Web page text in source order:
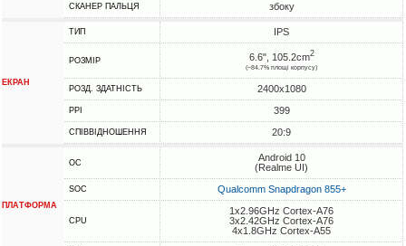
СКАНЕР ПАЛЬЦЯ збоку
ЕКРАН
ТИП IPS
РОЗМІР 6.6", 105.2cm2
(~84.7% площі корпусу)
РОЗД. ЗДАТНІСТЬ 2400x1080
PPI 399
СПІВВІДНОШЕННЯ 20:9
ПЛАТФОРМА
ОС
Android 10
(Realme UI)
SOC Qualcomm Snapdragon 855+
CPU
1x2.96GHz Cortex-A76
3x2.42GHz Cortex-A76
4x1.8GHz Cortex-A55